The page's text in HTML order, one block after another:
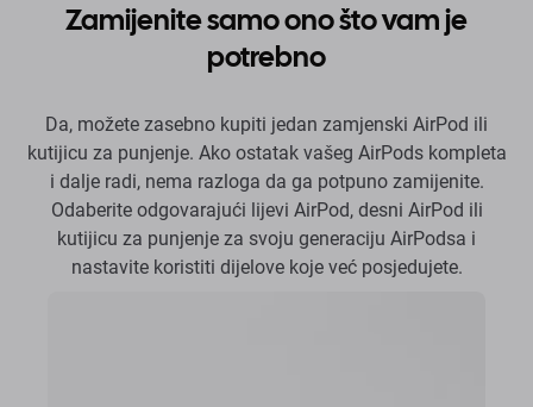
Zamijenite samo ono što vam je
potrebno
Da, možete zasebno kupiti jedan zamjenski AirPod ili
kutijicu za punjenje. Ako ostatak vašeg AirPods kompleta
i dalje radi, nema razloga da ga potpuno zamijenite.
Odaberite odgovarajući lijevi AirPod, desni AirPod ili
kutijicu za punjenje za svoju generaciju AirPodsa i
nastavite koristiti dijelove koje već posjedujete.